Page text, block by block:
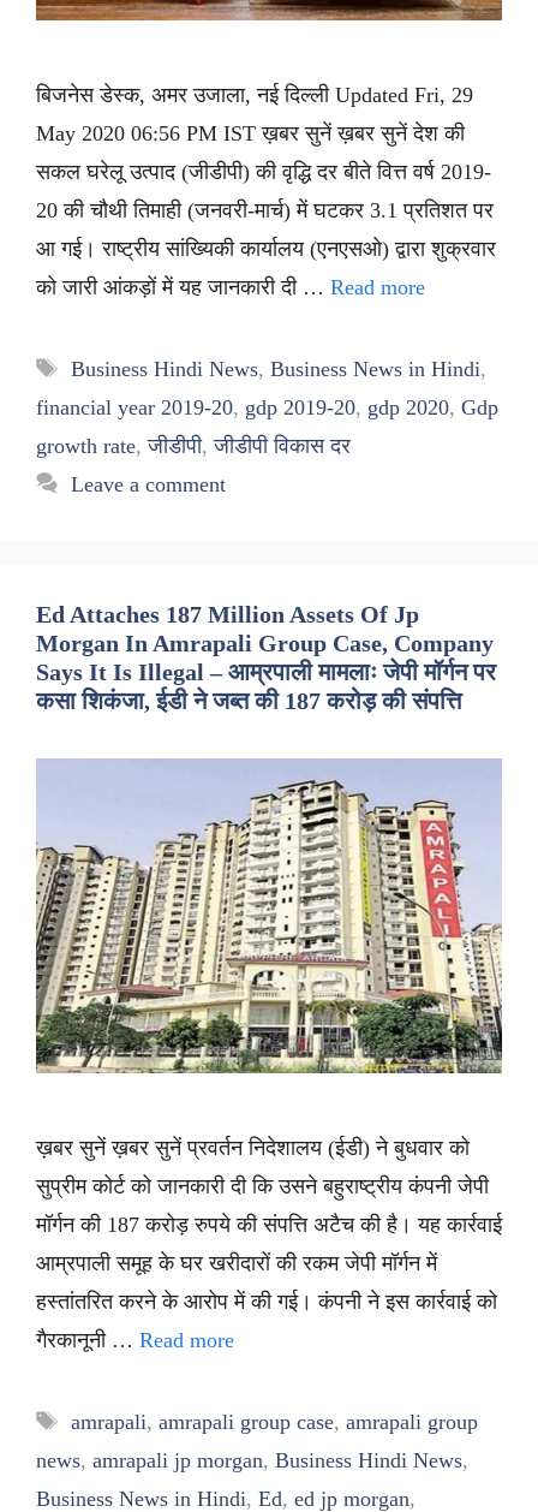
बिजनेस डेस्क, अमर उजाला, नई दिल्ली Updated Fri, 29
May 2020 06:56 PM IST ख़बर सुनें ख़बर सुनें देश की
सकल घरेलू उत्पाद (जीडीपी) की वृद्धि दर बीते वित्त वर्ष 2019-
20 की चौथी तिमाही (जनवरी-मार्च) में घटकर 3.1 प्रतिशत पर
आ गई। राष्ट्रीय सांख्यिकी कार्यालय (एनएसओ) द्वारा शुक्रवार
को जारी आंकड़ों में यह जानकारी दी … Read more
Tags
Business Hindi News, Business News in Hindi,
financial year 2019-20, gdp 2019-20, gdp 2020, Gdp
growth rate,जीडीपी,जीडीपी विकास दर
Leave a comment
Ed Attaches 187 Million Assets Of Jp
Morgan In Amrapali Group Case, Company
Says It Is Illegal – आम्रपाली मामलाः जेपी मॉर्गन पर
कसा शिकंजा, ईडी ने जब्त की 187 करोड़ की संपत्ति
ख़बर सुनें ख़बर सुनें प्रवर्तन निदेशालय (ईडी) ने बुधवार को
सुप्रीम कोर्ट को जानकारी दी कि उसने बहुराष्ट्रीय कंपनी जेपी
मॉर्गन की 187 करोड़ रुपये की संपत्ति अटैच की है। यह कार्रवाई
आम्रपाली समूह के घर खरीदारों की रकम जेपी मॉर्गन में
हस्तांतरित करने के आरोप में की गई। कंपनी ने इस कार्रवाई को
गैरकानूनी … Read more
Tags
amrapali, amrapali group case, amrapali group
news, amrapali jp morgan, Business Hindi News,
Business News in Hindi, Ed, ed jp morgan,